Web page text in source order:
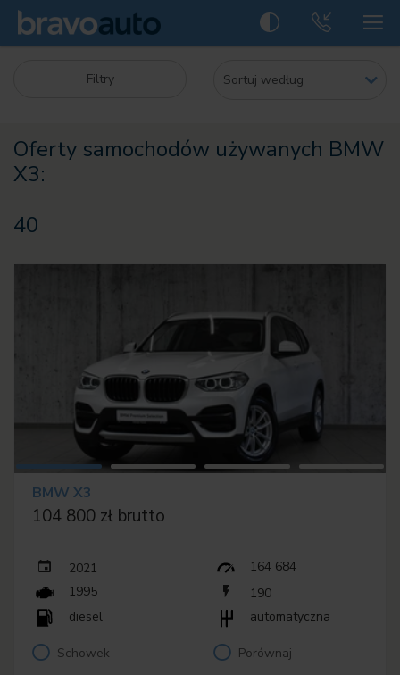
Filtry
Oferty samochodów używanych BMW
X3:
40
BMW X3
104 800 zł brutto
2021
164 684
1995
190
diesel
automatyczna
Schowek Porównaj